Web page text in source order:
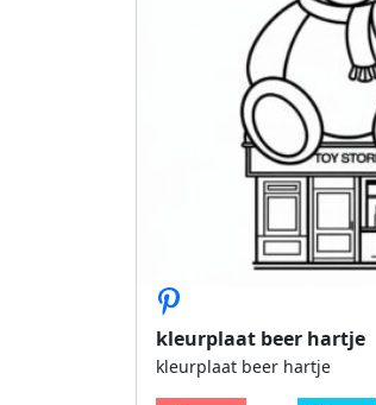
kleurplaat beer hartje
kleurplaat beer hartje